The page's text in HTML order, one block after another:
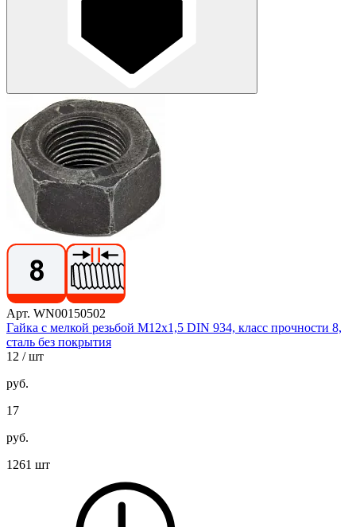
Арт. WN00150502
Гайка с мелкой резьбой М12х1,5 DIN 934, класс прочности 8,
сталь без покрытия
12 / шт
руб.
17
руб.
1261 шт